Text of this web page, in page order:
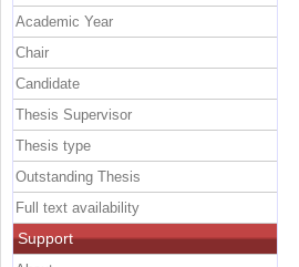
Academic Year
Chair
Candidate
Thesis Supervisor
Thesis type
Outstanding Thesis
Full text availability
Support